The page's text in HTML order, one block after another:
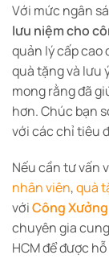
Với mức ngân
lưu niệm cho
quản lý cấp cao
quà tặng và lưu
mong rằng đã
hơn. Chúc bạn
với các chỉ tiêu
Nếu cần tư vấn
nhân viên,quà
vớiCông
chuyên gia
HCM để được